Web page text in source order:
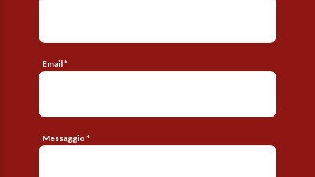
Email *
Messaggio *